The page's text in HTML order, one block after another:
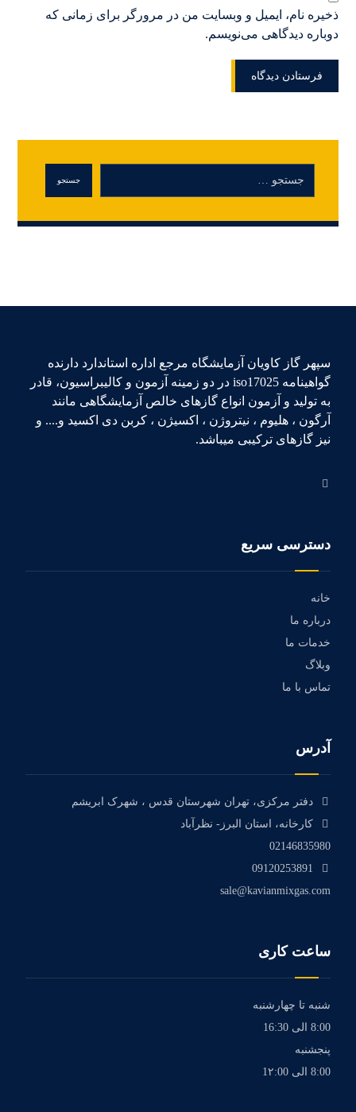
ذخیره نام، ایمیل و وبسایت من در مرورگر برای زمانی که
دوباره دیدگاهی می‌نویسم.
سپهر گاز کاویان آزمایشگاه مرجع اداره استاندارد دارنده
گواهینامه iso17025 در دو زمینه آزمون و کالیبراسیون، قادر
به تولید و آزمون انواع گازهای خالص آزمایشگاهی مانند
آرگون ، هلیوم ، نیتروژن ، اکسیژن ، کربن دی اکسید و.... و
نیز گازهای ترکیبی میباشد.
دسترسی سریع
خانه
درباره ما
خدمات ما
وبلاگ
تماس با ما
آدرس
دفتر مرکزی، تهران شهرستان قدس ، شهرک ابریشم
کارخانه، استان البرز- نظرآباد
02146835980
09120253891
sale@kavianmixgas.com
ساعت کاری
شنبه تا چهارشنبه
8:00 الی 16:30
پنجشنبه
8:00 الی 1۲:00